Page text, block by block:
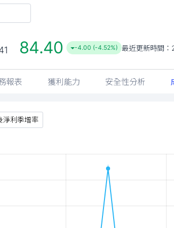
84.40 -4.00 (-4.52%) 最近更新時間：
報表 獲利能力 安全性分析
淨利季增率